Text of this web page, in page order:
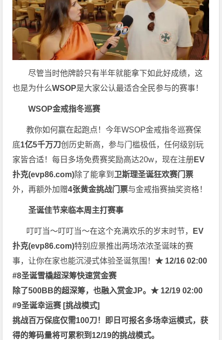
尽管当时他牌龄只有半年就能拿下如此好成绩，这
也是为什么WSOP是大家公认最适合全民参与的赛事！
WSOP金戒指冬巡赛
教你如何赢在起跑点！今年WSOP金戒指冬巡赛保
底1亿5千万刀创历史新高，参与门槛极低，任何级别玩
家皆合适！每日多场免费赛奖励高达20w，现在注册EV
扑克(evp86.com)除了能拿到 卫斯理圣诞狂欢赛门票
外，再额外加赠4张黄金挑战门票与金戒指赛抽奖资格！
圣诞佳节来临本周主打赛事
叮叮当～叮叮当～在这个充满欢乐的岁末时节，
EV
扑克(evp86.com)特别应景推出两场浓浓圣诞味的赛
事，让你在家也能沉浸式体验圣诞氛围！★ 12/16 02:00
#8圣诞雪橇超深筹快速赏金赛
除了500BB的超深筹，也融入赏金JP。★ 12/19 02:00
#9圣诞幸运赛 [挑战模式]
挑战百万保底仅需100刀！即日可报名多场幸运模式，获
得的筹码量将可累积到12/19的挑战模式。